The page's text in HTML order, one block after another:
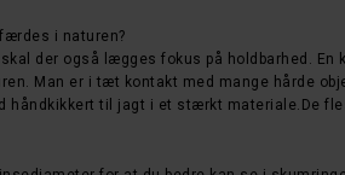
i naturen?
der også lægges fokus på holdbarhed. En
Man er i tæt kontakt med mange hårde
til jagt i et stærkt materiale.De